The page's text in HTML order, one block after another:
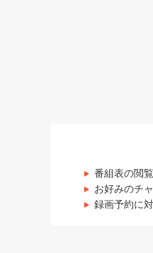
番組表の閲
お好みのチ
録画予約に